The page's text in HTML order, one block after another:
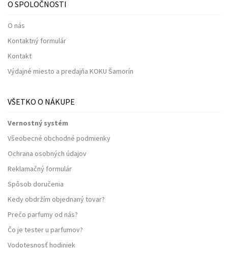
O SPOLOČNOSTI
O nás
Kontaktný formulár
Kontakt
Výdajné miesto a predajňa KOKU Šamorín
VŠETKO O NÁKUPE
Vernostný systém
Všeobecné obchodné podmienky
Ochrana osobných údajov
Reklamačný formulár
Spôsob doručenia
Kedy obdržím objednaný tovar?
Prečo parfumy od nás?
Čo je tester u parfumov?
Vodotesnosť hodiniek